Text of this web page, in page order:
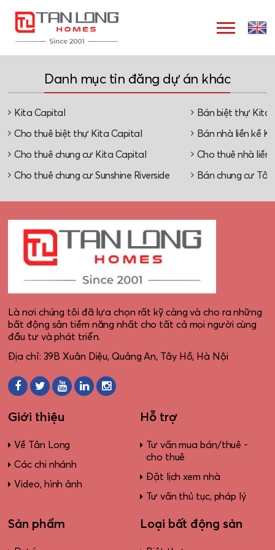
Danh mục tin đăng dự án khác
Kita Capital Bán biệt thự Kita
Cho thuê biệt thự Kita Capital Bán nhà liền kề
Cho thuê chung cư Kita Capital Cho thuê nhà liền
Cho thuê chung cư Sunshine Riverside Bán chung cư Tây
Là nơi chúng tôi đã lựa chọn rất kỹ càng và cho ra những
bất động sản tiềm năng nhất cho tất cả mọi người cùng
đầu tư và phát triển.
Địa chỉ: 39B Xuân Diệu, Quảng An, Tây Hồ, Hà Nội
Giới thiệu
Về Tân Long
Các chi nhánh
Video, hình ảnh
Hỗ trợ
Tư vấn mua bán/thuê -
cho thuê
Đặt lịch xem nhà
Tư vấn thủ tục, pháp lý
Sản phẩm Loại bất động sản